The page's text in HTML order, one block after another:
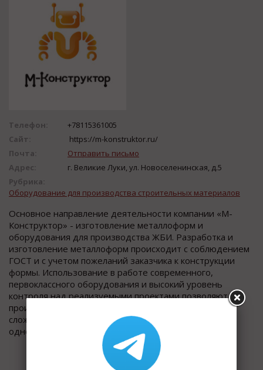
Телефон:
+78115361005
Сайт:
https://m-konstruktor.ru/
Почта:
Отправить письмо
Адрес:
г. Великие Луки, ул. Новоселенинская, д.5
Рубрика:
Оборудование для производства строительных материалов
Основное направление деятельности компании «М-
Конструктор» - изготовление металлоформ и
оборудования для производства ЖБИ. Разработка и
изготовление металлоформ происходит с соблюдением
ГОСТ и с учетом пожеланий заказчика к конструкции
формы. Использование в работе современного,
первоклассного оборудования и высокий уровень
контроля над реализуемыми проектами позволяют
производить металлоизделия различной степени
сложности. В 2018 году компания «М-Конструктор»
одной из первых в стране прошла ...